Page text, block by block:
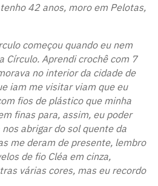
42 anos, moro em Pelotas,
começou quando eu nem
Círculo. Aprendi crochê com 7
no interior da cidade de
iam me visitar viam que eu
fios de plástico que minha
finas para, assim, eu poder
abrigar do sol quente da
me deram de presente, lembro
de fio Cléa em cinza,
várias cores, mas eu recordo